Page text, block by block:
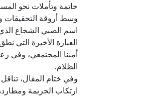
خاتمة وتأملات نحو
وسط أروقة التحقيقات
اسم الصبي الشجاع
العبارة الأخيرة التي
أمننا المجتمعي، وفي
الظلام.
وفي ختام المقال،
ارتكاب الجريمة